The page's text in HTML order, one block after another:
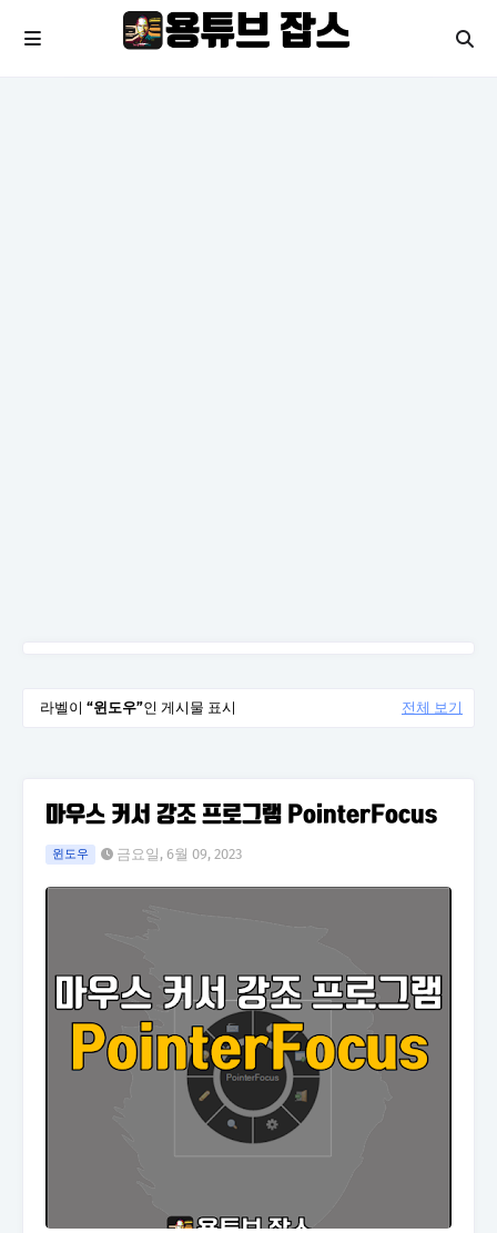
라벨이 윈도우 인 게시물 표시 전체 보기
마우스 커서 강조 프로그램 PointerFocus
윈도우 금요일, 6월 09, 2023